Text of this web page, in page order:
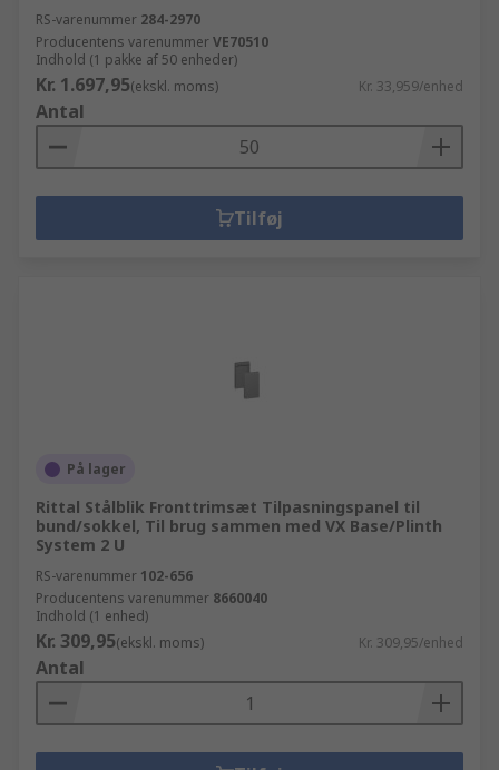
RS-varenummer 284-2970
Producentens varenummerVE70510
Indhold (1 pakke af 50 enheder)
Kr. 1.697,95(ekskl. moms) Kr. 33,959/enhed
Antal
Tilføj
På lager
Rittal Stålblik Fronttrimsæt Tilpasningspanel til
bund/sokkel, Til brug sammen med VX Base/Plinth
System 2 U
RS-varenummer 102-656
Producentens varenummer 8660040
Indhold (1 enhed)
Kr. 309,95(ekskl. moms) Kr. 309,95/enhed
Antal